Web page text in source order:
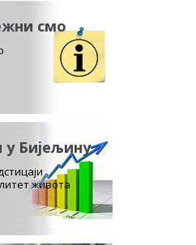
смо
Бијељину
живота